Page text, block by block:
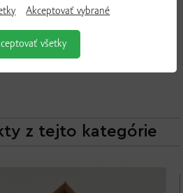
prevádzka Chľaba; IČO: 36 232 645
z tejto kategórie
Akceptovať vybrané
všetky